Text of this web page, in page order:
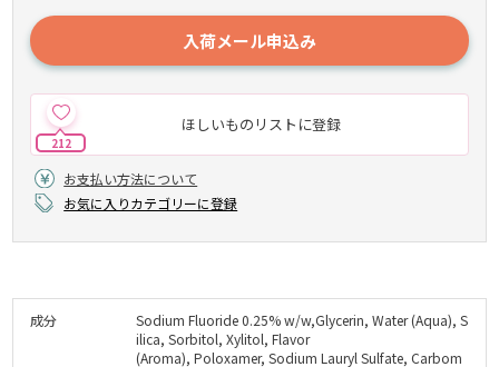
入荷メール申込み
ほしいものリストに登録
212
お支払い方法について
お気に入りカテゴリーに登録
成分
Sodium Fluoride 0.25% w/w,Glycerin, Water (Aqua), S
ilica, Sorbitol, Xylitol, Flavor
(Aroma), Poloxamer, Sodium Lauryl Sulfate, Carbom